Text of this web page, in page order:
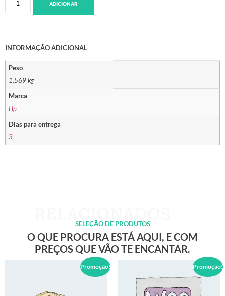
ADICIONAR
INFORMAÇÃO ADICIONAL
Peso
1,569 kg
Marca
Hp
Dias para entrega
3
SELEÇÃO DE PRODUTOS
O QUE PROCURA ESTÁ AQUI, E COM
PREÇOS QUE VÃO TE ENCANTAR.
Promoção! Promoção!